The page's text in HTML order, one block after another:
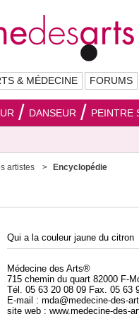
& MÉDECINE FORUMS
DANSEUR PEINTRE
artistes Encyclopédie
Qui a la couleur jaune du citron
Médecine des Arts®
715 chemin du quart 82000 F-
Tél. 05 63 20 08 09 Fax. 05 63
E-mail : mda@medecine-des-
site web : www.medecine-des-